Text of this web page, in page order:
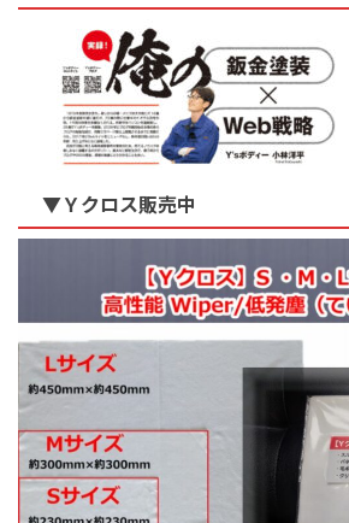
▼Ｙクロス販売中